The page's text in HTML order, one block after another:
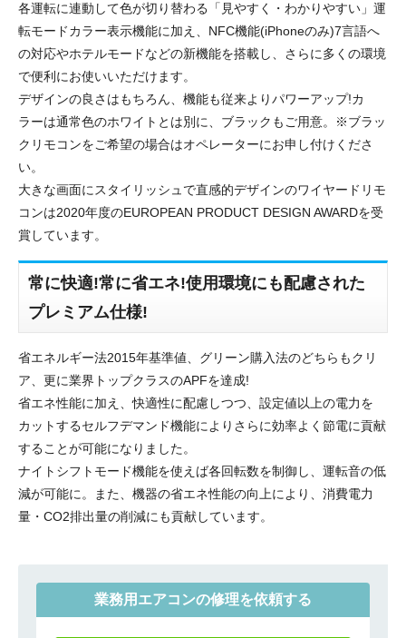
各運転に連動して色が切り替わる「見やすく・わかりやすい」運
転モードカラー表示機能に加え、NFC機能(iPhoneのみ)7言語へ
の対応やホテルモードなどの新機能を搭載し、さらに多くの環境
で便利にお使いいただけます。
デザインの良さはもちろん、機能も従来よりパワーアップ!カ
ラーは通常色のホワイトとは別に、ブラックもご用意。※ブラッ
クリモコンをご希望の場合はオペレーターにお申し付けくださ
い。
大きな画面にスタイリッシュで直感的デザインのワイヤードリモ
コンは2020年度のEUROPEAN PRODUCT DESIGN AWARDを受
賞しています。
常に快適!常に省エネ!使用環境にも配慮された
プレミアム仕様!
省エネルギー法2015年基準値、グリーン購入法のどちらもクリ
ア、更に業界トップクラスのAPFを達成!
省エネ性能に加え、快適性に配慮しつつ、設定値以上の電力を
カットするセルフデマンド機能によりさらに効率よく節電に貢献
することが可能になりました。
ナイトシフトモード機能を使えば各回転数を制御し、運転音の低
減が可能に。また、機器の省エネ性能の向上により、消費電力
量・CO2排出量の削減にも貢献しています。
業務用エアコンの修理を依頼する